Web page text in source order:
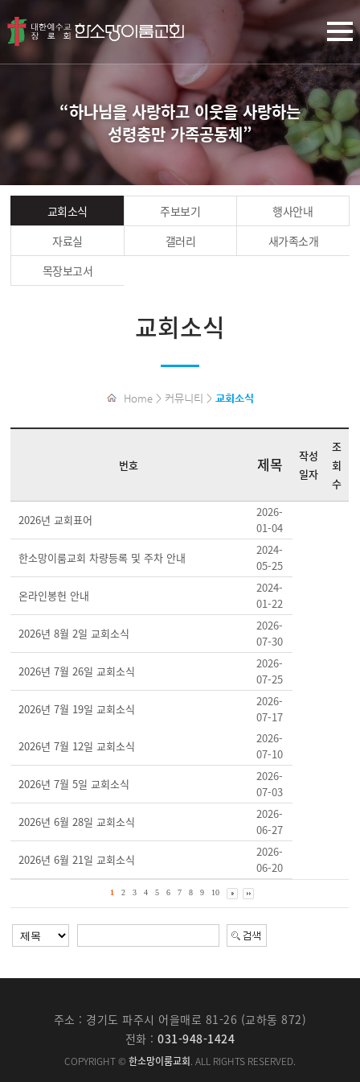
“하나님을 사랑하고 이웃을 사랑하는
성령충만 가족공동체”
교회소식 주보보기
행사안내
자료실
갤러리
새가족소개
목장보고서
교회소식
Home > 커뮤니티 > 교회소식
번호 제목
작성
일자
조
회
수
2026년 교회표어
2026-
01-04
한소망이룸교회 차량등록 및 주차 안내
2024-
05-25
온라인봉헌 안내
2024-
01-22
2026년 8월 2일 교회소식
2026-
07-30
2026년 7월 26일 교회소식
2026-
07-25
2026년 7월 19일 교회소식
2026-
07-17
2026년 7월 12일 교회소식
2026-
07-10
2026년 7월 5일 교회소식
2026-
07-03
2026년 6월 28일 교회소식
2026-
06-27
2026년 6월 21일 교회소식
2026-
06-20
1 2 3 4 5 6 7 8 9 10
주소 : 경기도 파주시 어을매로 81-26 (교하동 872)
전화 :031-948-1424
COPYRIGHT © 한소망이룸교회. ALL RIGHTS RESERVED.